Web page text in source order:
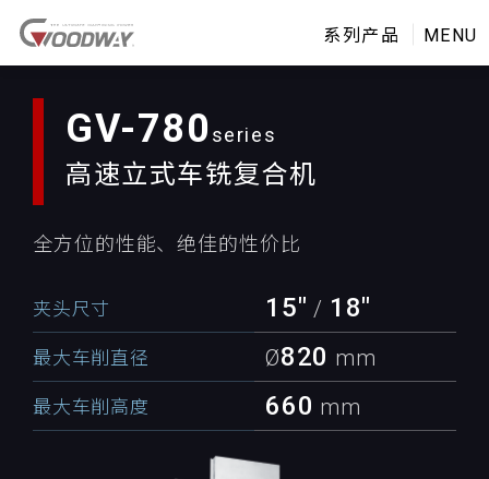
系列产品 MENU
GV-780
高速立式车铣复合机
全方位的性能、绝佳的性价比
夹头尺寸 15" / 18"
最大车削直径 Ø820 mm
最大车削高度 660 mm